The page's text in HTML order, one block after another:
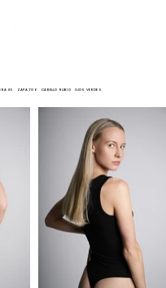
85 ZAPATO 6 CABELLO RUBIO OJOS VERDES